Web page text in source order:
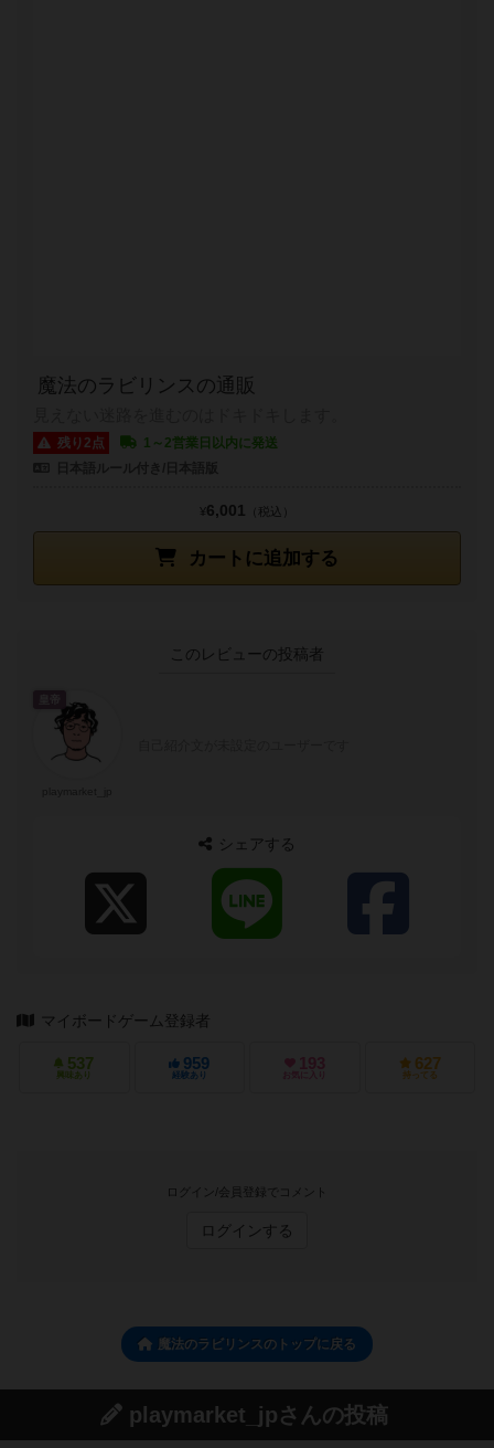
魔法のラビリンスの通販
残り2点
1～2営業日以内に発送
カートに追加する
¥6,001 （税込）
このレビューの投稿者
シェアする
マイボードゲーム登録者
537
興味あり
959
経験あり
193
お気に入り
627
持ってる
ログイン/会員登録でコメント
ログインする
魔法のラビリンスのトップに戻る
playmarket_jpさんの投稿